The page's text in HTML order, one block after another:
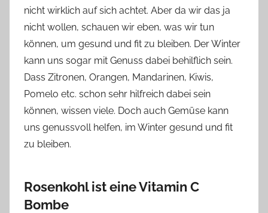
nicht wirklich auf sich achtet. Aber da wir das ja
nicht wollen, schauen wir eben, was wir tun
können, um gesund und fit zu bleiben. Der Winter
kann uns sogar mit Genuss dabei behilflich sein.
Dass Zitronen, Orangen, Mandarinen, Kiwis,
Pomelo etc. schon sehr hilfreich dabei sein
können, wissen viele. Doch auch Gemüse kann
uns genussvoll helfen, im Winter gesund und fit
zu bleiben.
Rosenkohl ist eine Vitamin C
Bombe